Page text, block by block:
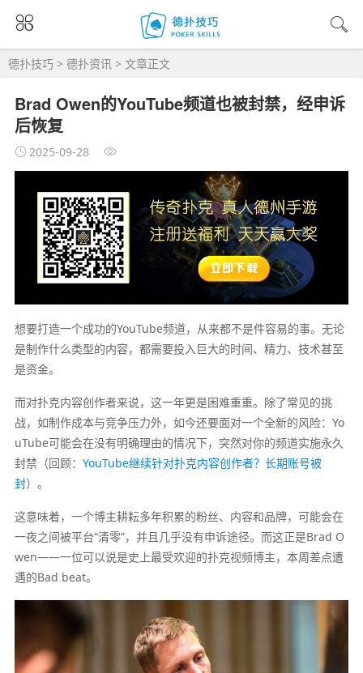
德扑技巧 > 德扑资讯 > 文章正文
Brad Owen的YouTube频道也被封禁，经申诉
后恢复
2025-09-28
想要打造一个成功的YouTube频道，从来都不是件容易的事。无论
是制作什么类型的内容，都需要投入巨大的时间、精力、技术甚至
是资金。
而对扑克内容创作者来说，这一年更是困难重重。除了常见的挑
战，如制作成本与竞争压力外，如今还要面对一个全新的风险：Yo
uTube可能会在没有明确理由的情况下，突然对你的频道实施永久
封禁（回顾： YouTube继续针对扑克内容创作者？长期账号被
封）。
这意味着，一个博主耕耘多年积累的粉丝、内容和品牌，可能会在
一夜之间被平台“清零”，并且几乎没有申诉途径。而这正是Brad O
wen——一位可以说是史上最受欢迎的扑克视频博主，本周差点遭
遇的Bad beat。